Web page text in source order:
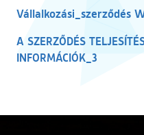
Vállalkozási_szerződés
A SZERZŐDÉS
INFORMÁCIÓK_3 (külső